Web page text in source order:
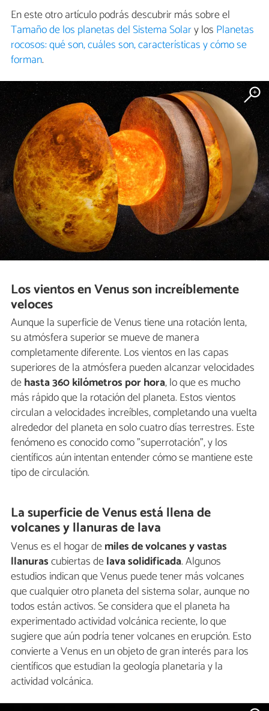
En este otro artículo podrás descubrir más sobre el
Tamaño de los planetas del Sistema Solary los Planetas
rocosos: qué son, cuáles son, características y cómo se
forman.
Los vientos en Venus son increíblemente
veloces
Aunque la superficie de Venus tiene una rotación lenta,
su atmósfera superior se mueve de manera
completamente diferente. Los vientos en las capas
superiores de la atmósfera pueden alcanzar velocidades
dehasta 360 kilómetros por hora, lo que es mucho
más rápido que la rotación del planeta. Estos vientos
circulan a velocidades increíbles, completando una vuelta
alrededor del planeta en solo cuatro días terrestres. Este
fenómeno es conocido como "superrotación", y los
científicos aún intentan entender cómo se mantiene este
tipo de circulación.
La superficie de Venus está llena de
volcanes y llanuras de lava
Venus es el hogar demiles de volcanes y vastas
llanurascubiertas delava solidificada. Algunos
estudios indican que Venus puede tener más volcanes
que cualquier otro planeta del sistema solar, aunque no
todos están activos. Se considera que el planeta ha
experimentado actividad volcánica reciente, lo que
sugiere que aún podría tener volcanes en erupción. Esto
convierte a Venus en un objeto de gran interés para los
científicos que estudian la geología planetaria y la
actividad volcánica.